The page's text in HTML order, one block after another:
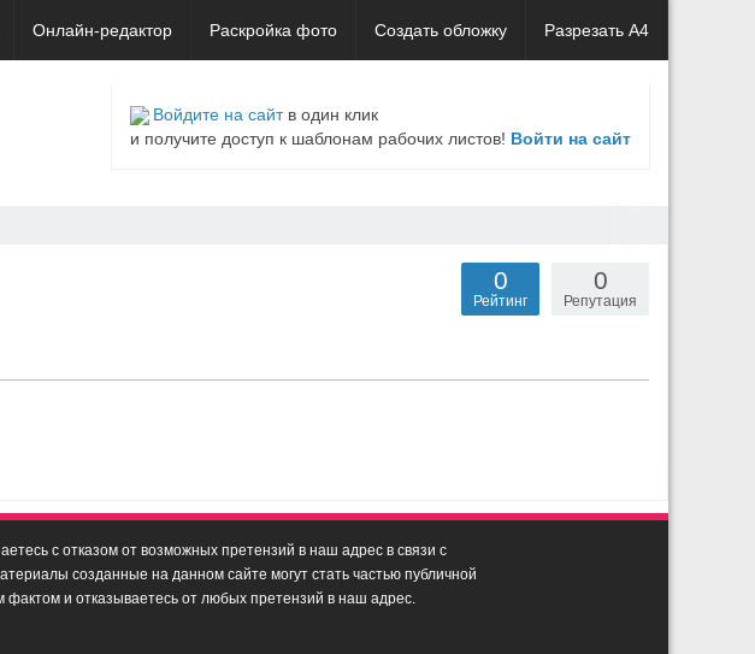
Онлайн-редактор Раскройка фото Создать обложку Разрезать А4
Войдите на сайтв один клик
и получите доступ к шаблонам рабочих листов! Войти на сайт
0
Репутация
0
Рейтинг
с отказом от возможных претензий в наш адрес в связи с
созданные на данном сайте могут стать частью публичной
и отказываетесь от любых претензий в наш адрес.